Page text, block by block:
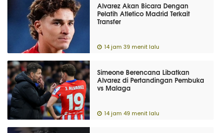
Alvarez Akan Bicara Dengan
Pelatih Atletico Madrid Terkait
Transfer
14 jam 39 menit lalu
Simeone Berencana Libatkan
Alvarez di Pertandingan Pembuka
vs Malaga
14 jam 49 menit lalu